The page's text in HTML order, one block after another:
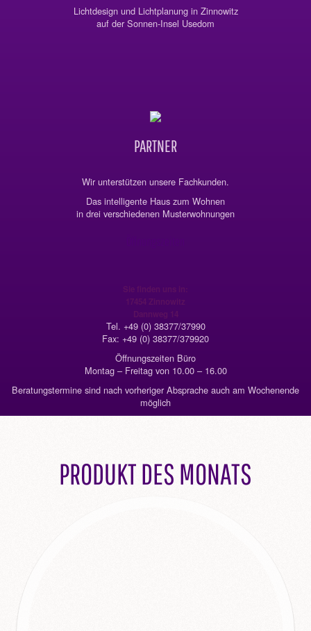
Lichtdesign und Lichtplanung in Zinnowitz
auf der Sonnen-Insel Usedom
PARTNER
Wir unterstützen unsere Fachkunden.
Das intelligente Haus zum Wohnen
in drei verschiedenen Musterwohnungen
Tel. +49 (0) 38377/37990
Fax: +49 (0) 38377/379920
Öffnungszeiten Büro
Montag – Freitag von 10.00 – 16.00
Beratungstermine sind nach vorheriger Absprache auch am Wochenende
möglich
PRODUKT DES MONATS